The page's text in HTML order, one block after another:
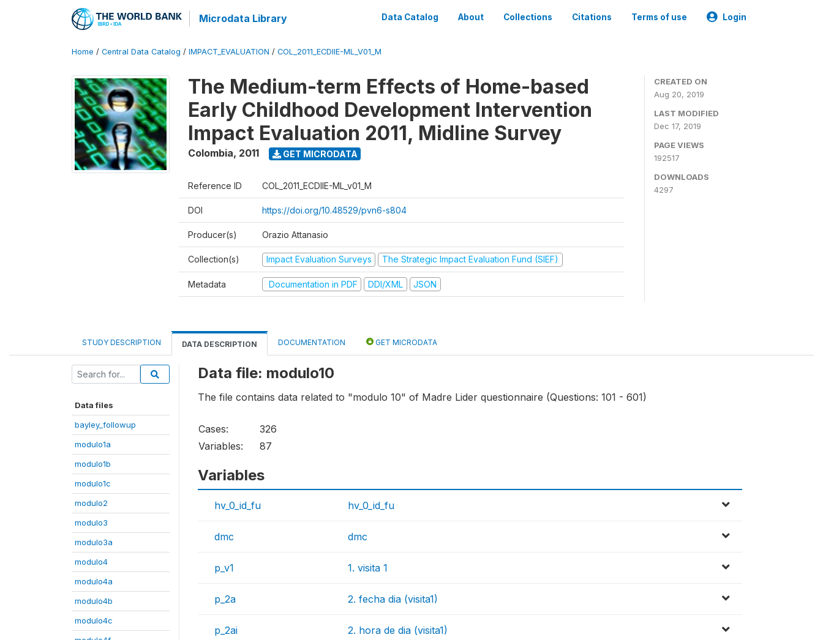
Microdata Library Data Catalog About Collections Citations Terms of use Login
Home / Central Data Catalog / IMPACT_EVALUATION / COL_2011_ECDIIE-ML_V01_M
The Medium-term Effects of Home-based
Early Childhood Development Intervention
Impact Evaluation 2011, Midline Survey
Colombia, 2011 GET MICRODATA
Reference ID COL_2011_ECDIIE-ML_v01_M
DOI https://doi.org/10.48529/pvn6-s804
Producer(s) Orazio Attanasio
Collection(s) Impact Evaluation Surveys The Strategic Impact Evaluation Fund (SIEF)
Metadata Documentation in PDF DDI/XML JSON
CREATED ON
Aug 20, 2019
LAST MODIFIED
Dec 17, 2019
PAGE VIEWS
192517
DOWNLOADS
4297
STUDY DESCRIPTION DATA DESCRIPTION DOCUMENTATION GET MICRODATA
Data files
bayley_followup
modulo1a
modulo1b
modulo1c
modulo2
modulo3
modulo3a
modulo4
modulo4a
modulo4b
modulo4c
Data file: modulo10
The file contains data related to "modulo 10" of Madre Lider questionnaire (Questions: 101 - 601)
Cases:
326
Variables:
87
Variables
hv_0_id_fu hv_0_id_fu
dmc dmc
p_v1 1. visita 1
p_2a 2. fecha dia (visita1)
p_2ai 2. hora de dia (visita1)